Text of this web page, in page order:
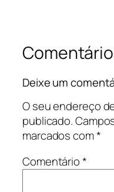
Deixe um
O seu endereço
publicado.
marcados com*
Comentário*